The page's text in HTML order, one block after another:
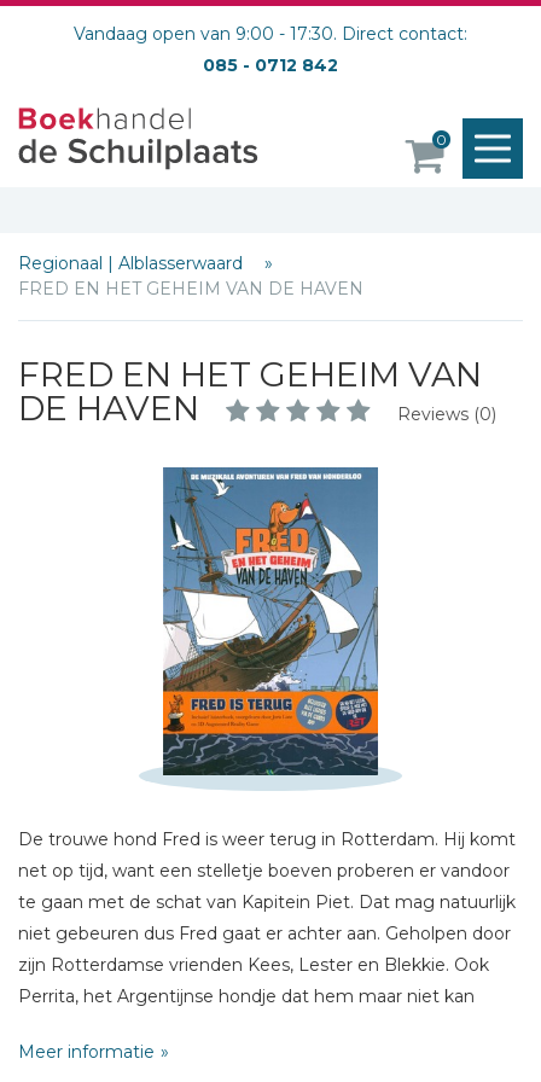
Vandaag open van 9:00 - 17:30. Direct contact:
085 - 0712 842
0
Regionaal | Alblasserwaard
FRED EN HET GEHEIM VAN DE HAVEN
FRED EN HET GEHEIM VAN
DE HAVEN
Reviews (0)
De trouwe hond Fred is weer terug in Rotterdam. Hij komt
net op tijd, want een stelletje boeven proberen er vandoor
te gaan met de schat van Kapitein Piet. Dat mag natuurlijk
niet gebeuren dus Fred gaat er achter aan. Geholpen door
zijn Rotterdamse vrienden Kees, Lester en Blekkie. Ook
Perrita, het Argentijnse hondje dat hem maar niet kan
het Centraal Station naar Delfshaven en de Wilhelmina
Meer informatie
Schrijf hieronder je review!